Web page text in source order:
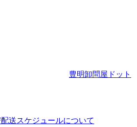
豊明卸問屋ドット
送スケジュールについて